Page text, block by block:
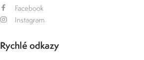
Facebook
Instagram
Rychlé odkazy